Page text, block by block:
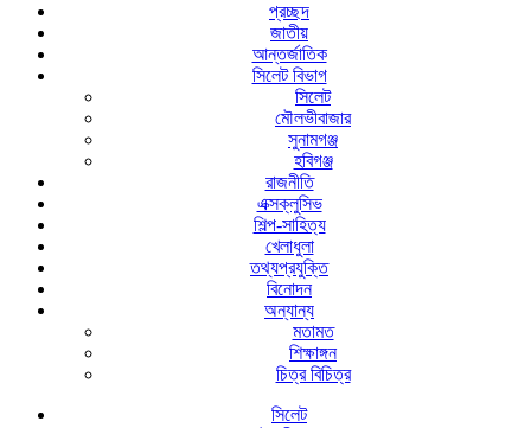
প্রচ্ছদ
জাতীয়
আন্তর্জাতিক
সিলেট বিভাগ
সিলেট
মৌলভীবাজার
সুনামগঞ্জ
হবিগঞ্জ
রাজনীতি
এক্সক্লুসিভ
শিল্প-সাহিত্য
খেলাধুলা
তথ্যপ্রযুক্তি
বিনোদন
অন্যান্য
মতামত
শিক্ষাঙ্গন
চিত্র বিচিত্র
সিলেট